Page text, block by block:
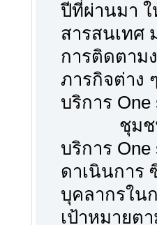
ปีที่ผ่านมา
สารสนเทศ
การติดตาม
ภารกิจต่าง
บริการ One
ชุมชนนัก
บริการ
ดาเนินการ
บุคลากรใน
เป้าหมายต